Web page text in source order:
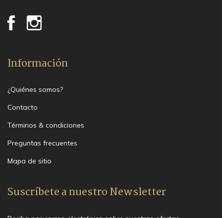
Información
¿Quiénes somos?
Contacto
Términos & condiciones
Preguntas frecuentes
Mapa de sitio
Suscríbete a nuestro Newsletter